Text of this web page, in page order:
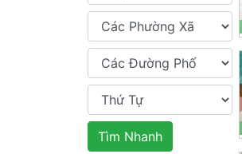
Tìm Nhanh